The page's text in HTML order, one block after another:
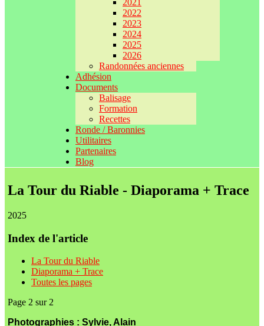
2021
2022
2023
2024
2025
2026
Randonnées anciennes
Adhésion
Documents
Balisage
Formation
Recettes
Ronde / Baronnies
Utilitaires
Partenaires
Blog
La Tour du Riable - Diaporama + Trace
2025
Index de l'article
La Tour du Riable
Diaporama + Trace
Toutes les pages
Page 2 sur 2
Photographies : Sylvie, Alain